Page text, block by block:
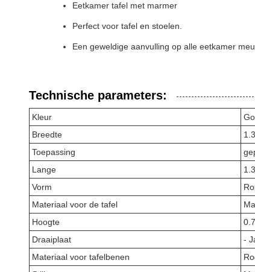
Eetkamer tafel met marmer
Perfect voor tafel en stoelen.
Een geweldige aanvulling op alle eetkamer
Technische parameters:
Kleur
Breedte
Toepassing
Lange
Vorm
Materiaal voor de tafel
Hoogte
Draaiplaat
-
Materiaal voor tafelbenen